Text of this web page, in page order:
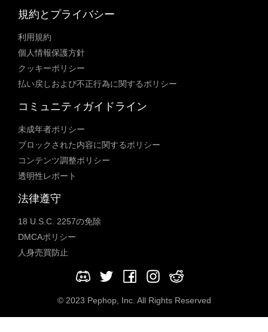
規約とプライバシー
利用規約
個人情報保護方針
クッキーポリシー
払い戻しおよび不正行為に関するポリシー
コミュニティガイドライン
未成年者ポリシー
ブロックされた内容に関するポリシー
コンテンツ調整ポリシー
透明性レポート
法律遵守
18 U.S.C. 2257の免除
DMCAポリシー
人身売買防止
© 2023 Pephop, Inc. All Rights Reserved